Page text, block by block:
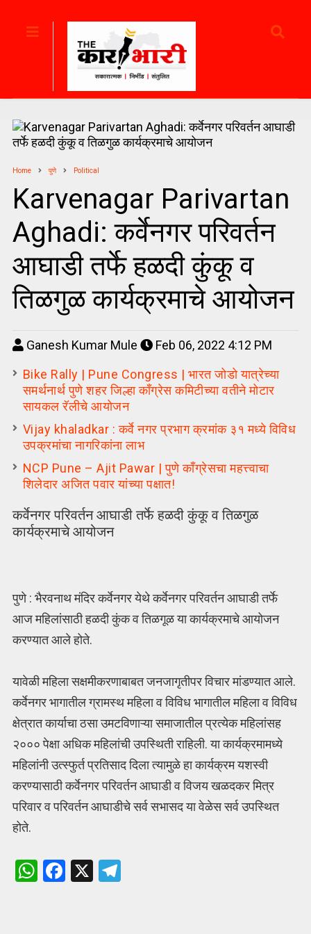
Home पुणे Political
Karvenagar Parivartan
Aghadi: कर्वेनगर परिवर्तन
आघाडी तर्फे हळदी कुंकू व
तिळगुळ कार्यक्रमाचे आयोजन
Ganesh Kumar Mule
Feb 06, 2022 4:12 PM
Bike Rally | Pune Congress | भारत जोडो यात्रेच्या
समर्थनार्थ पुणे शहर जिल्हा काँग्रेस कमिटीच्या वतीने मोटार
सायकल रॅलीचे आयोजन
Vijay khaladkar : कर्वे नगर प्रभाग क्रमांक ३१ मध्ये विविध
उपक्रमांचा नागरिकांना लाभ
NCP Pune – Ajit Pawar | पुणे कॉंग्रेसचा महत्त्वाचा
शिलेदार अजित पवार यांच्या पक्षात!
कर्वेनगर परिवर्तन आघाडी तर्फे हळदी कुंकू व तिळगुळ
कार्यक्रमाचे आयोजन
पुणे : भैरवनाथ मंदिर कर्वेनगर येथे कर्वेनगर परिवर्तन आघाडी तर्फे
आज महिलांसाठी हळदी कुंक व तिळगूळ या कार्यक्रमाचे आयोजन
करण्यात आले होते.
यावेळी महिला सक्षमीकरणाबाबत जनजागृतीपर विचार मांडण्यात आले.
कर्वेनगर भागातील ग्रामस्थ महिला व विविध भागातील महिला व विविध
क्षेत्रात कार्याचा ठसा उमटविणाऱ्या समाजातील प्रत्येक महिलांसह
२००० पेक्षा अधिक महिलांची उपस्थिती राहिली. या कार्यक्रमामध्ये
महिलांनी उत्स्फुर्त प्रतिसाद दिला त्यामुळे हा कार्यक्रम यशस्वी
करण्यासाठी कर्वेनगर परिवर्तन आघाडी व विजय खळदकर मित्र
परिवार व परिवर्तन आघाडीचे सर्व सभासद या वेळेस सर्व उपस्थित
होते.
W F X T